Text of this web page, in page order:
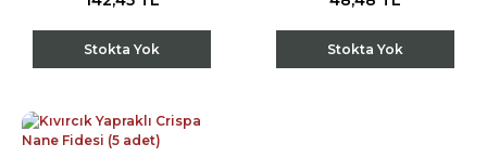
Stokta Yok Stokta Yok